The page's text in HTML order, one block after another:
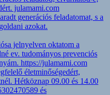
julamami.com
generációs feladatomat, s a
azokat.
jelnyelven oktatom a
ev. tudományos prevenciós
https://julamami.com
életminőségedért,
Hétköznap 09.00 és 14.00
és